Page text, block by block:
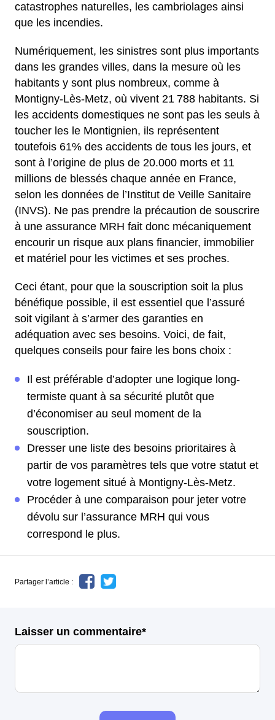
catastrophes naturelles, les cambriolages ainsi
que les incendies.
Numériquement, les sinistres sont plus importants
dans les grandes villes, dans la mesure où les
habitants y sont plus nombreux, comme à
Montigny-Lès-Metz, où vivent 21 788 habitants. Si
les accidents domestiques ne sont pas les seuls à
toucher les le Montignien, ils représentent
toutefois 61% des accidents de tous les jours, et
sont à l’origine de plus de 20.000 morts et 11
millions de blessés chaque année en France,
selon les données de l’Institut de Veille Sanitaire
(INVS). Ne pas prendre la précaution de souscrire
à une assurance MRH fait donc mécaniquement
encourir un risque aux plans financier, immobilier
et matériel pour les victimes et ses proches.
Ceci étant, pour que la souscription soit la plus
bénéfique possible, il est essentiel que l’assuré
soit vigilant à s’armer des garanties en
adéquation avec ses besoins. Voici, de fait,
quelques conseils pour faire les bons choix :
Il est préférable d’adopter une logique long-
termiste quant à sa sécurité plutôt que
d’économiser au seul moment de la
souscription.
Dresser une liste des besoins prioritaires à
partir de vos paramètres tels que votre statut et
votre logement situé à Montigny-Lès-Metz.
Procéder à une comparaison pour jeter votre
dévolu sur l’assurance MRH qui vous
correspond le plus.
Partager l’article :
Laisser un commentaire*